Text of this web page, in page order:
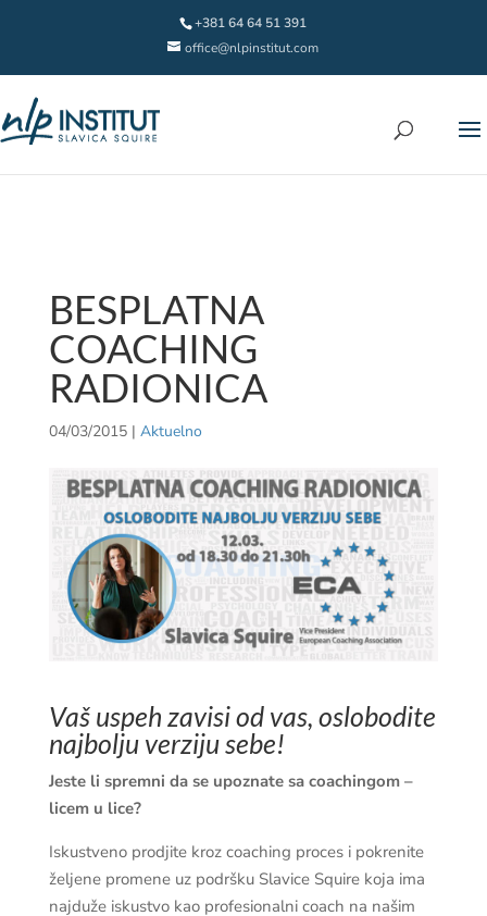
+381 64 64 51 391
office@nlpinstitut.com
BESPLATNA
COACHING
RADIONICA
04/03/2015| Aktuelno
Vaš uspeh zavisi od vas, oslobodite
najbolju verziju sebe!
Jeste li spremni da se upoznate sa coachingom –
licem u lice?
Iskustveno prodjite kroz coaching proces i pokrenite
željene promene uz podršku Slavice Squire koja ima
najduže iskustvo kao profesionalni coach na našim